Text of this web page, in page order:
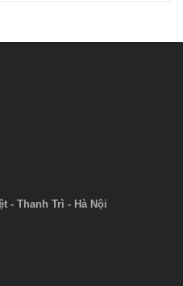
- Thanh Trì - Hà Nội